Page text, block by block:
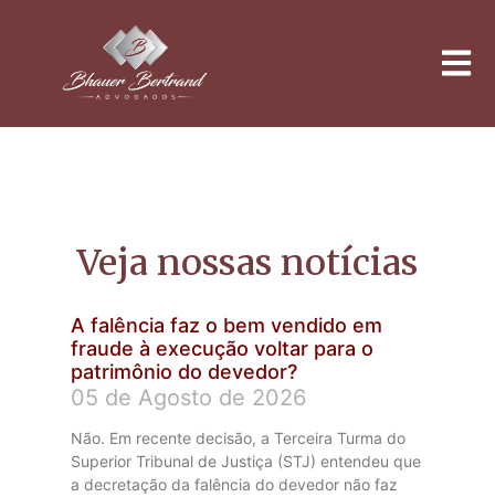
Noticias
Veja nossas notícias
A falência faz o bem vendido em
fraude à execução voltar para o
patrimônio do devedor?
05 de Agosto de 2026
Não. Em recente decisão, a Terceira Turma do
Superior Tribunal de Justiça (STJ) entendeu que
a decretação da falência do devedor não faz